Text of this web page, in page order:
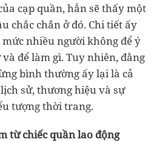
cạp quần, hẳn sẽ thấy một
chắc chắn ở đó. Chi tiết ấy
nhiều người không để ý
để làm gì. Tuy nhiên, đằng
bình thường ấy lại là cả
sử, thương hiệu và sự
tượng thời trang.
từ chiếc quần lao động